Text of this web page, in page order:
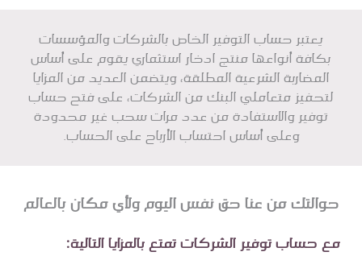
يعتبر حساب التوفير الخاص بالشركات والمؤسسات
بكافة أنواعها منتج ادخار استثماري يقوم على أساس
المضاربة الشرعية المطلقة، ويتضمن العديد من المزايا
لتحفيز متعاملي البنك من الشركات، على فتح حساب
توفير والاستفادة من عدد مرات سحب غير محدودة
وعلى أساس احتساب الأرباح على الحساب.
حوالتك من عنا حق نفس اليوم ولأي مكان بالعالم
مع حساب توفير الشركات تمتع بالمزايا التالية: